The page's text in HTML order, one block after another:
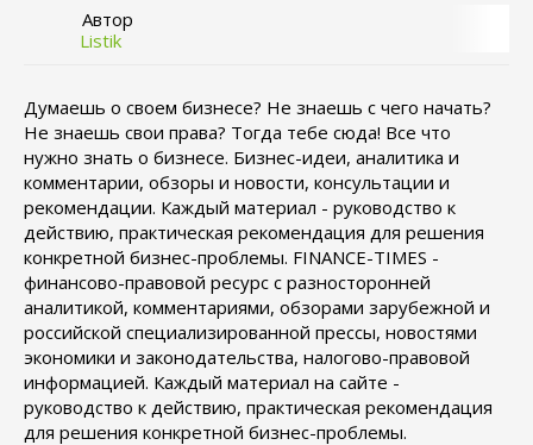
Автор
Listik
Думаешь о своем бизнесе? Не знаешь с чего начать?
Не знаешь свои права? Тогда тебе сюда! Все что
нужно знать о бизнесе. Бизнес-идеи, аналитика и
комментарии, обзоры и новости, консультации и
рекомендации. Каждый материал - руководство к
действию, практическая рекомендация для решения
конкретной бизнес-проблемы. FINANCE-TIMES -
финансово-правовой ресурс с разносторонней
аналитикой, комментариями, обзорами зарубежной и
российской специализированной прессы, новостями
экономики и законодательства, налогово-правовой
информацией. Каждый материал на сайте -
руководство к действию, практическая рекомендация
для решения конкретной бизнес-проблемы.